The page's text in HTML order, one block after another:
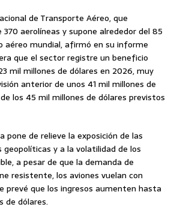
de Transporte Aéreo, que
aerolíneas y supone alrededor del 85
mundial, afirmó en su informe
que el sector registre un beneficio
mil millones de dólares en 2026, muy
anterior de unos 41 mil millones de
los 45 mil millones de dólares previstos
pone de relieve la exposición de las
geopolíticas y a la volatilidad de los
a pesar de que la demanda de
resistente, los aviones vuelan con
prevé que los ingresos aumenten hasta
de dólares.